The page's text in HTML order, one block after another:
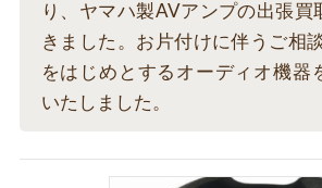
り、ヤマハ製AVアンプの出張買
きました。お片付けに伴うご相
をはじめとするオーディオ機器
いたしました。